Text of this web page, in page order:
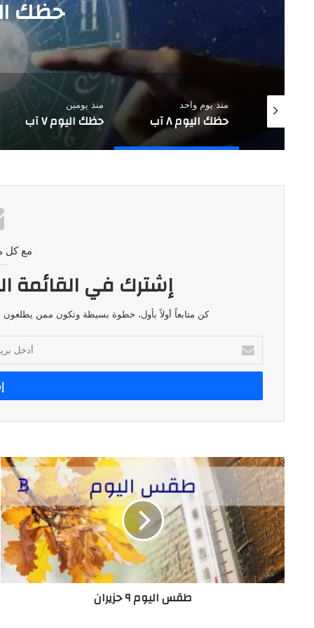
حظك اليوم ٨ آب
منذ يوم واحد
حظك اليوم ٨ آب
منذ يومين
حظك اليوم ٧ آب
مع كل
إشترك في القائمة
كن متابعاً أولاً بأول، خطوة بسيطة وتكون ممن يطلعون
بريدك
الإلكتروني
طقس
اليوم
حزيران
طقس اليوم ٩ حزيران